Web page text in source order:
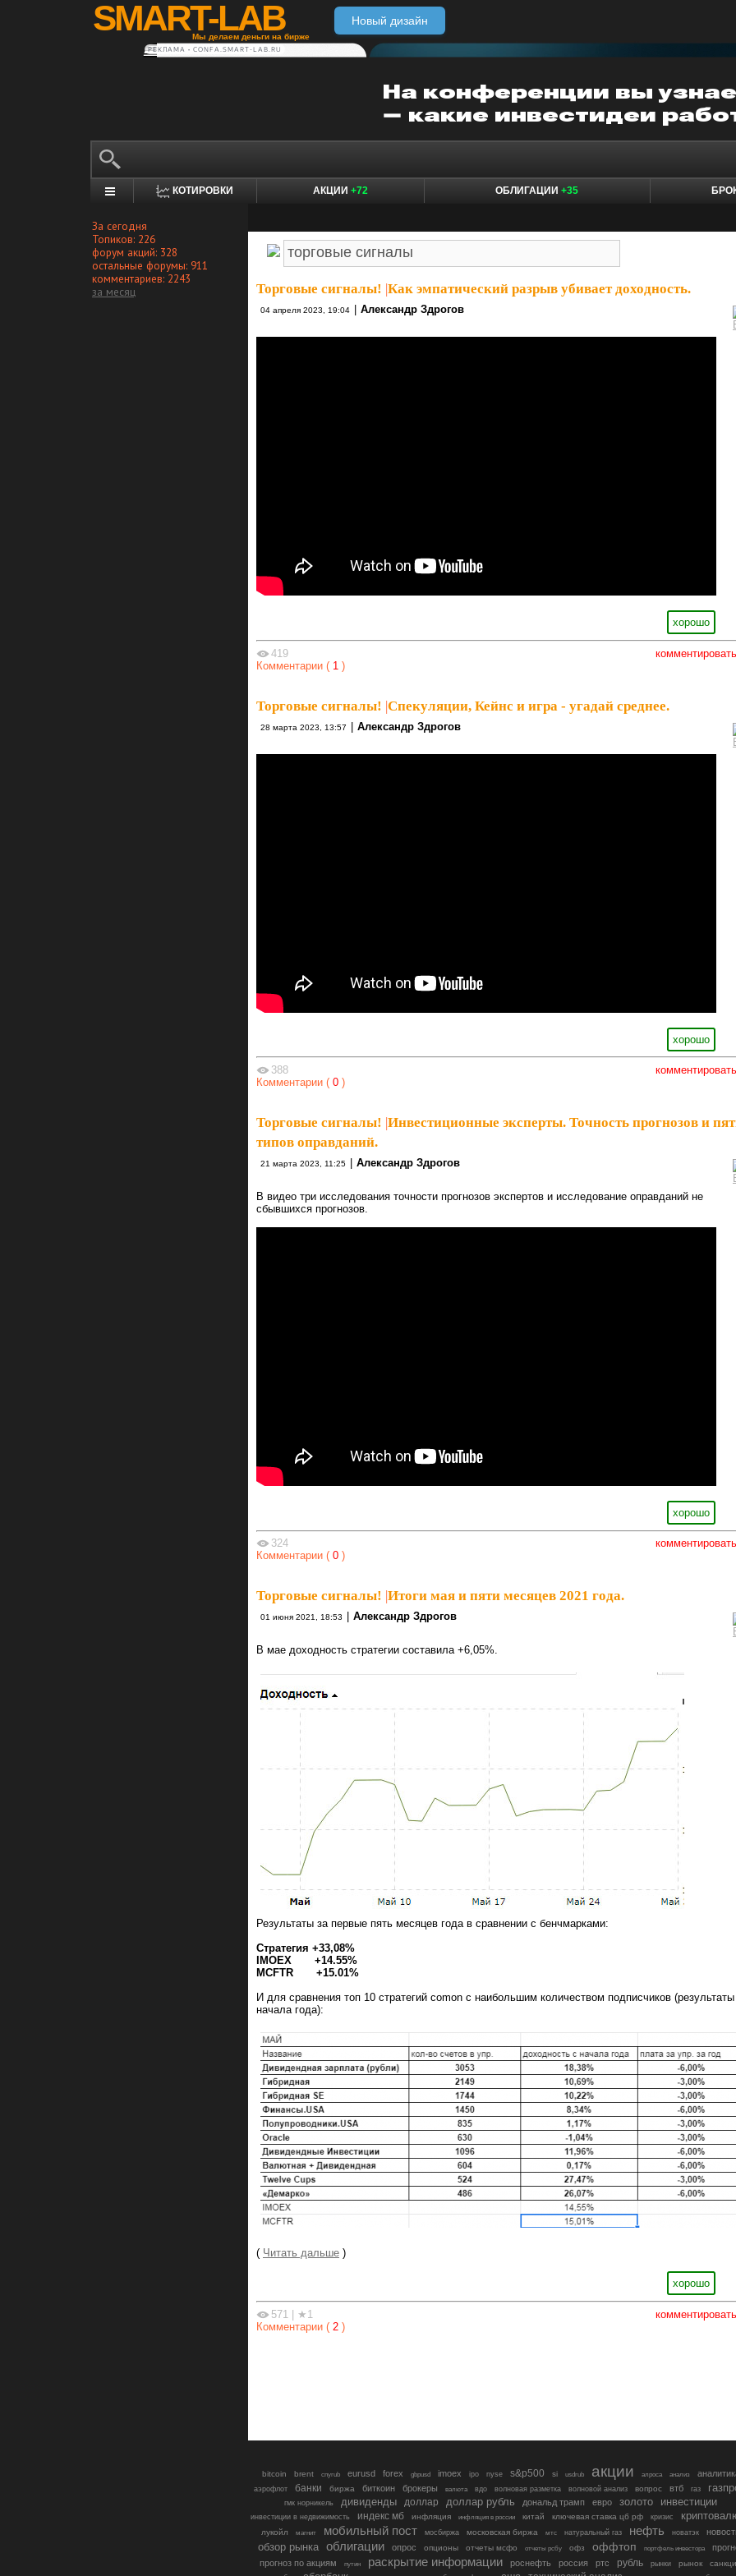
SMART-LAB
Мы делаем деньги на бирже
Новый дизайн
РЕКЛАМА • CONFA.SMART-LAB.RU
КОТИРОВКИ АКЦИИ +72 ОБЛИГАЦИИ +35
За сегодня
Топиков: 226
форум акций: 328
остальные форумы: 911
комментариев: 2243
за месяц
Торговые сигналы! Как эмпатический разрыв убивает доходность.
04 апреля 2023, 19:04 Александр Здрогов
хорошо
комментировать
419
Комментарии ( 1 )
Торговые сигналы! |Спекуляции, Кейнс и игра - угадай среднее.
28 марта 2023, 13:57 | Александр Здрогов
хорошо
комментировать
388
Комментарии ( 0 )
Торговые сигналы! |Инвестиционные эксперты. Точность прогнозов и
типов оправданий.
21 марта 2023, 11:25 Александр Здрогов
В видео три исследования точности прогнозов экспертов и исследование оправданий не
сбывшихся прогнозов.
хорошо
комментировать
324
Комментарии ( 0 )
Торговые сигналы! Итоги мая и пяти месяцев 2021 года.
01 июня 2021, 18:53 Александр Здрогов
В мае доходность стратегии составила +6,05%.
Результаты за первые пять месяцев года в сравнении с бенчмарками:
Стратегия +33,08%
IMOEX +14.55%
MCFTR +15.01%
И для сравнения топ 10 стратегий comon с наибольшим количеством подписчиков
начала года):
( Читать дальше )
хорошо
комментировать
571 | ★1
Комментарии ( 2 )
bitcoin brent cnyrub eurusd forex gbpusd imoex ipo nyse s&p500 si usdrub акции алроса анализ
аэрофлот банки биржа биткоин брокеры валюта вдо волновая разметка волновой анализ вопрос втб газ
гмк норникель дивиденды доллар доллар рубль дональд трамп евро золото инвестиции
инвестиции в недвижимость индекс мб инфляция инфляция в россии китай ключевая ставка цб рф кризис
лукойл магнит мобильный пост мосбиржа московская биржа мтс натуральный газ нефть новатэк
обзор рынка облигации опрос опционы отчеты мсфо отчеты рсбу офз оффтоп портфель инвестора
прогноз по акциям
путин раскрытие информации роснефть россия ртс рубль рынки рынок